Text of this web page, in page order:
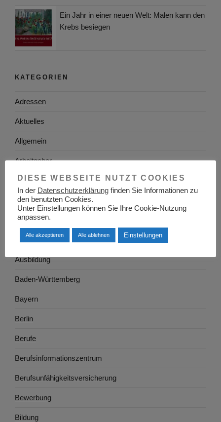
Ein Jahr in einer neuen Welt: Malen kann den
Krebs besiegen
KATEGORIEN
Adressen
Aktuelles
Allgemein
Arbeitgeber
Arbeitsplatzsuche
Arbeitsrecht
Arbeitswelt
Arbeitszeugnis
Ausbildung
Baden-Württemberg
Bayern
Berlin
Berufe
Berufsinformationszentrum
Berufsunfähigkeitsversicherung
Bewerbung
Bildung
DIESE WEBSEITE NUTZT COOKIES
In der Datenschutzerklärung finden Sie Informationen zu
den benutzten Cookies.
Unter Einstellungen können Sie Ihre Cookie-Nutzung
anpassen.
Alle akzeptieren Alle ablehnen Einstellungen